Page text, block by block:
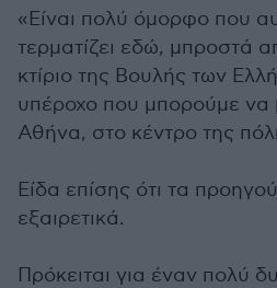
«Είναι πολύ όμορφο που
τερματίζει εδώ, μπροστά
κτίριο της Βουλής των
υπέροχο που μπορούμε να
Αθήνα, στο κέντρο της
Είδα επίσης ότι τα
εξαιρετικά.
Πρόκειται για έναν πολύ